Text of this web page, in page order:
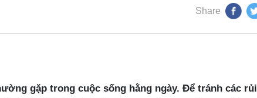
Share
gặp trong cuộc sống hằng ngày. Để tránh các rủi